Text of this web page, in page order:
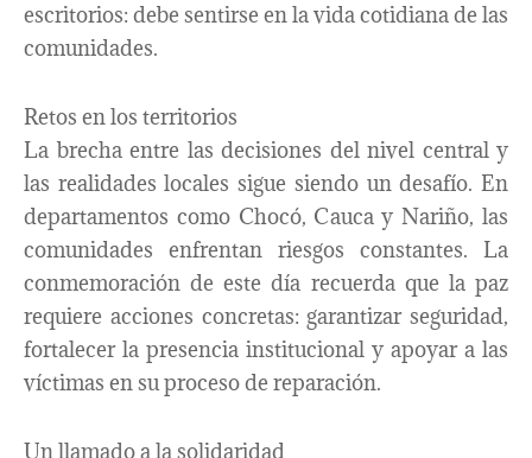
escritorios: debe sentirse en la vida cotidiana de las
comunidades.
Retos en los territorios
La brecha entre las decisiones del nivel central y
las realidades locales sigue siendo un desafío. En
departamentos como Chocó, Cauca y Nariño, las
comunidades enfrentan riesgos constantes. La
conmemoración de este día recuerda que la paz
requiere acciones concretas: garantizar seguridad,
fortalecer la presencia institucional y apoyar a las
víctimas en su proceso de reparación.
Un llamado a la solidaridad